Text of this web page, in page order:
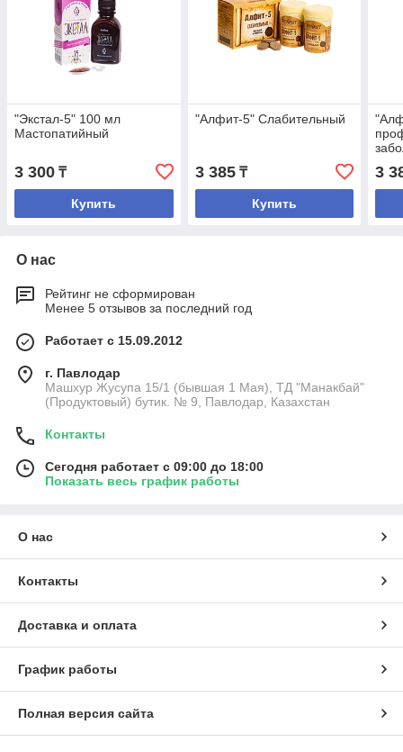
"Экстал-5" 100 мл
Мастопатийный
3 300 ₸
Купить
"Алфит-5" Слабительный
3 385₸
Купить
3
О нас
Рейтинг не сформирован
Менее 5 отзывов за последний год
Работает с 15.09.2012
г. Павлодар
Машхур Жусупа 15/1 (бывшая 1 Мая), ТД "Манакбай"
(Продуктовый) бутик. № 9, Павлодар, Казахстан
Контакты
Сегодня работает с 09:00 до 18:00
Показать весь график работы
О нас
Контакты
Доставка и оплата
График работы
Полная версия сайта